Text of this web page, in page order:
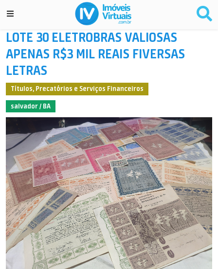
LOTE 30 ELETROBRAS VALIOSAS
APENAS R$3 MIL REAIS FIVERSAS
LETRAS
Títulos, Precatórios e Serviços Financeiros
salvador / BA